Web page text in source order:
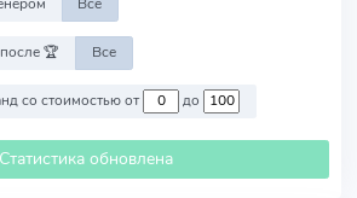
Все
🏆 Все
Против команд со стоимостью от до
Статистика обновлена